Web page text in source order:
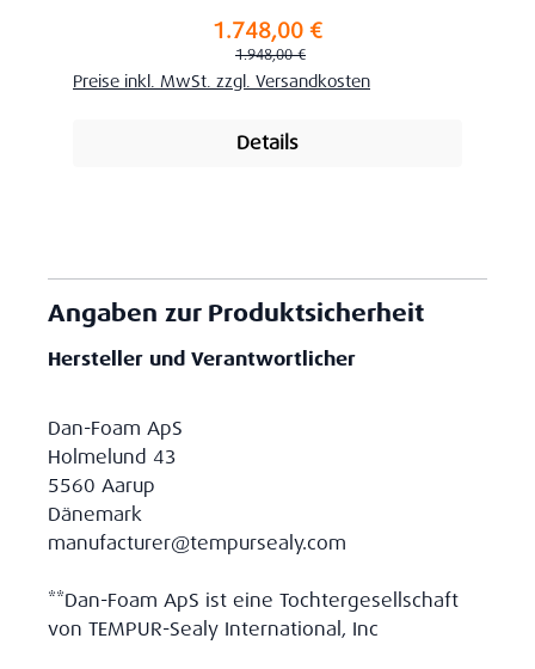
Verkaufspreis:1.748,00 €
Regulärer Preis:
1.948,00 €
Preise inkl. MwSt. zzgl. Versandkosten
Details
Angaben zur Produktsicherheit
Hersteller und Verantwortlicher
Dan-Foam ApS
Holmelund 43
5560 Aarup
Dänemark
manufacturer@tempursealy.com
**Dan-Foam ApS ist eine Tochtergesellschaft
von TEMPUR-Sealy International, Inc